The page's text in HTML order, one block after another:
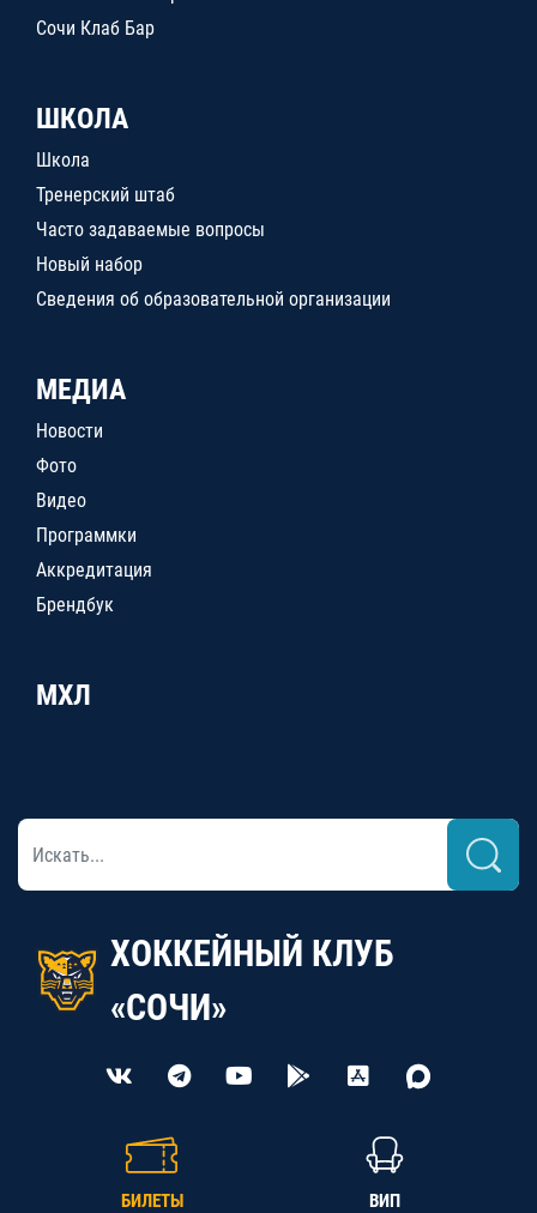
Сочи Клаб Бар
ШКОЛА
Школа
Тренерский штаб
Часто задаваемые вопросы
Новый набор
Сведения об образовательной организации
МЕДИА
Новости
Фото
Видео
Программки
Аккредитация
Брендбук
МХЛ
ХОККЕЙНЫЙ КЛУБ
«СОЧИ»
БИЛЕТЫ ВИП